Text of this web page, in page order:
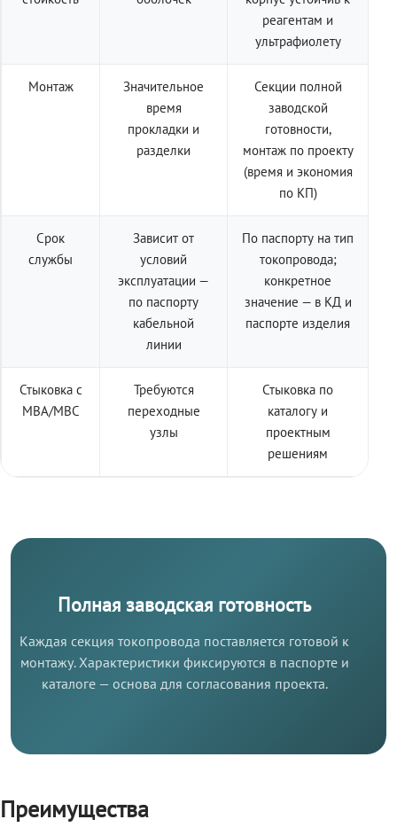
реагентам и
ультрафиолету
Монтаж
Значительное
время
прокладки и
разделки
Секции полной
заводской
готовности,
монтаж по проекту
(время и экономия
по КП)
Срок
службы
Зависит от
условий
эксплуатации —
по паспорту
кабельной
линии
По паспорту на тип
токопровода;
конкретное
значение — в КД и
паспорте изделия
Стыковка с
МВА/МВС
Требуются
переходные
узлы
Стыковка по
каталогу и
проектным
решениям
Полная заводская готовность
Каждая секция токопровода поставляется готовой к
монтажу. Характеристики фиксируются в паспорте и
каталоге — основа для согласования проекта.
Преимущества